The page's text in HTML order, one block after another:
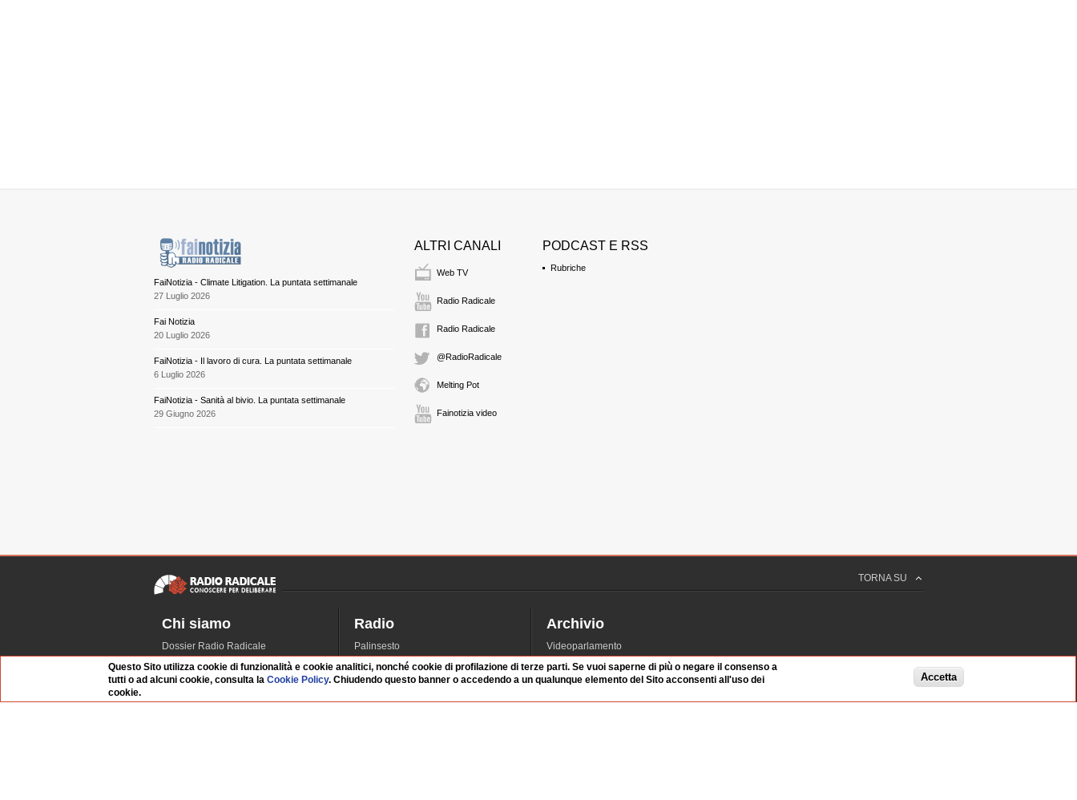
FaiNotizia - Climate Litigation. La puntata settimanale
27 Luglio 2026
Fai Notizia
20 Luglio 2026
FaiNotizia - Il lavoro di cura. La puntata settimanale
6 Luglio 2026
FaiNotizia - Sanità al bivio. La puntata settimanale
29 Giugno 2026
ALTRI CANALI
Web TV
Radio Radicale
Radio Radicale
@RadioRadicale
Melting Pot
Fainotizia video
PODCAST E RSS
Rubriche
TORNA SU
Chi siamo
Dossier Radio Radicale
Questo sito
L'Archivio
Radio
Palinsesto
Riascolta
Dirette
Archivio
Videoparlamento
Istituzioni
Dibattiti
Questo Sito utilizza cookie di funzionalità e cookie analitici, nonché cookie di profilazione di terze parti. Se vuoi saperne di più o negare il consenso a
tutti o ad alcuni cookie, consulta laCookie Policy. Chiudendo questo banner o accedendo a un qualunque elemento del Sito acconsenti all'uso dei
cookie.
Accetta